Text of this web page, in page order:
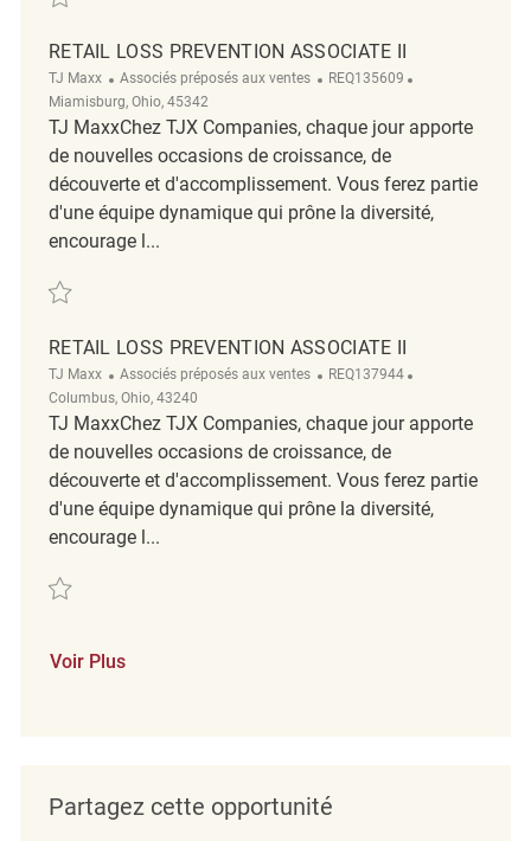
RETAIL LOSS PREVENTION ASSOCIATE II
TJ Maxx Catégorie
Associés préposés aux ventes ReqId
REQ135609
Miamisburg, Ohio, 45342
TJ MaxxChez TJX Companies, chaque jour apporte
de nouvelles occasions de croissance, de
découverte et d'accomplissement. Vous ferez partie
d'une équipe dynamique qui prône la diversité,
encourage l...
Sauvegarder Retail Loss Prevention Associate II REQ135609
RETAIL LOSS PREVENTION ASSOCIATE II
TJ Maxx Catégorie
Associés préposés aux ventes ReqId
REQ137944
Columbus, Ohio, 43240
TJ MaxxChez TJX Companies, chaque jour apporte
de nouvelles occasions de croissance, de
découverte et d'accomplissement. Vous ferez partie
d'une équipe dynamique qui prône la diversité,
encourage l...
Sauvegarder Retail Loss Prevention Associate II REQ137944
Voir Plus
Partagez cette opportunité